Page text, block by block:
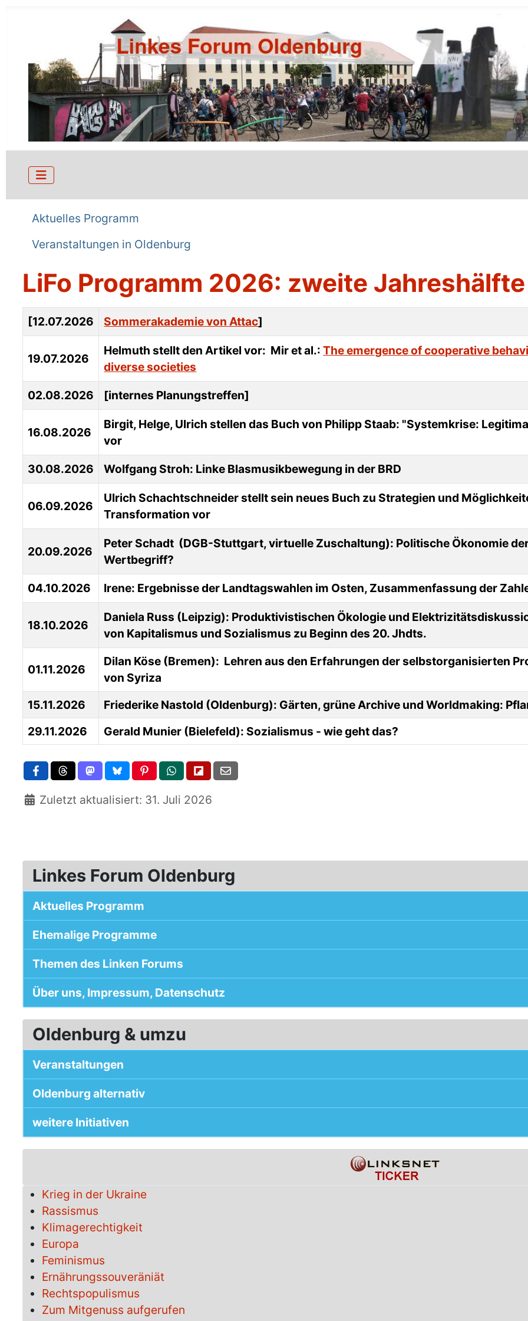
Aktuelles Programm
Veranstaltungen in Oldenburg
LiFo Programm 2026: zweite Jahreshälfte
Details
[12.07.2026 Sommerakademie von Attac]
19.07.2026
Helmuth stellt den Artikel vor: Mir et al.:The emergence of cooperative
diverse societies
02.08.2026
[internes Planungstreffen]
16.08.2026
Birgit, Helge, Ulrich stellen das Buch von Philipp Staab: "Systemkrise:
vor
30.08.2026
Wolfgang Stroh: Linke Blasmusikbewegung in der BRD
06.09.2026
Ulrich Schachtschneider stellt sein neues Buch zu Strategien und
Transformation vor
20.09.2026
Peter Schadt (DGB-Stuttgart, virtuelle Zuschaltung): Politische Ökonomie
Wertbegriff?
04.10.2026
Irene: Ergebnisse der Landtagswahlen im Osten, Zusammenfassung der
18.10.2026
Daniela Russ (Leipzig): Produktivistischen Ökologie und
von Kapitalismus und Sozialismus zu Beginn des 20. Jhdts.
01.11.2026
Dilan Köse (Bremen): Lehren aus den Erfahrungen der selbstorganisierten
von Syriza
15.11.2026
Friederike Nastold (Oldenburg): Gärten, grüne Archive und Worldmaking:
29.11.2026
Gerald Munier (Bielefeld): Sozialismus - wie geht das?
Zuletzt aktualisiert: 31. Juli 2026
Linkes Forum Oldenburg
Aktuelles Programm
Ehemalige Programme
Themen des Linken Forums
Über uns, Impressum, Datenschutz
Oldenburg & umzu
Veranstaltungen
Oldenburg alternativ
weitere Initiativen
Krieg in der Ukraine
Rassismus
Klimagerechtigkeit
Europa
Feminismus
Ernährungssouveräniät
Rechtspopulismus
Zum Mitgenuss aufgerufen